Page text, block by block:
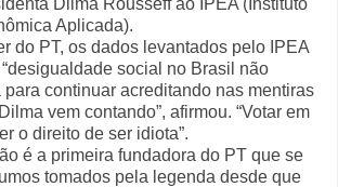
Aplicada).
do PT, os dados levantados pelo IPEA
social no Brasil não
para continuar acreditando nas mentiras
vem contando”, afirmou. “Votar em
o direito de ser idiota”.
é a primeira fundadora do PT que se
tomados pela legenda desde que